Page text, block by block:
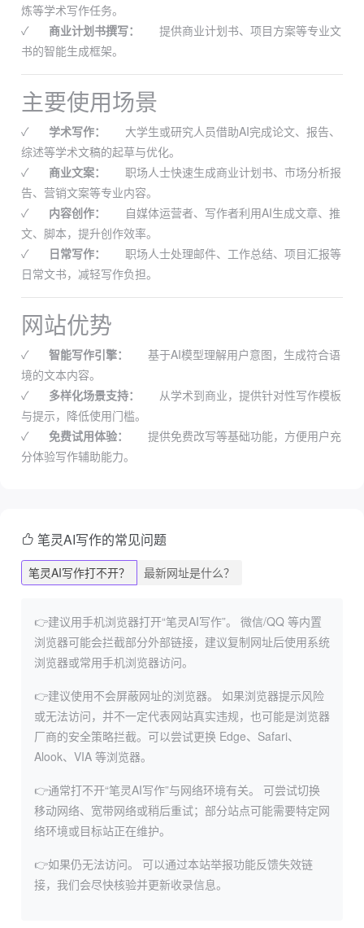
炼等学术写作任务。
✓
商业计划书撰写：
提供商业计划书、项目方案等专业文
书的智能生成框架。
主要使用场景
✓ 学术写作：
大学生或研究人员借助AI完成论文、报告、
综述等学术文稿的起草与优化。
✓
商业文案：
职场人士快速生成商业计划书、市场分析报
告、营销文案等专业内容。
✓
内容创作：
自媒体运营者、写作者利用AI生成文章、推
文、脚本，提升创作效率。
✓
日常写作：
职场人士处理邮件、工作总结、项目汇报等
日常文书，减轻写作负担。
网站优势
✓ 智能写作引擎：
基于AI模型理解用户意图，生成符合语
境的文本内容。
✓
多样化场景支持：
从学术到商业，提供针对性写作模板
与提示，降低使用门槛。
✓
免费试用体验：
提供免费改写等基础功能，方便用户充
分体验写作辅助能力。
笔灵AI写作的常见问题
笔灵AI写作打不开？ 最新网址是什么？
👉建议用手机浏览器打开“笔灵AI写作”。
微信/QQ 等内置
浏览器可能会拦截部分外部链接，建议复制网址后使用系统
浏览器或常用手机浏览器访问。
👉建议使用不会屏蔽网址的浏览器。
如果浏览器提示风险
或无法访问，并不一定代表网站真实违规，也可能是浏览器
厂商的安全策略拦截。可以尝试更换 Edge、Safari、
Alook、VIA 等浏览器。
👉通常打不开“笔灵AI写作”与网络环境有关。
可尝试切换
移动网络、宽带网络或稍后重试；部分站点可能需要特定网
络环境或目标站正在维护。
👉如果仍无法访问。
可以通过本站举报功能反馈失效链
接，我们会尽快核验并更新收录信息。